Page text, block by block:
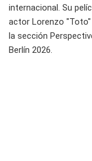
internacional. Su
actor Lorenzo
la sección
Berlín 2026.